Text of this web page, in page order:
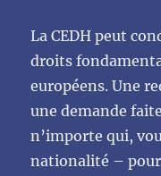
La CEDH peut
droits
européens. Une
une demande
n’importe qui,
nationalité –